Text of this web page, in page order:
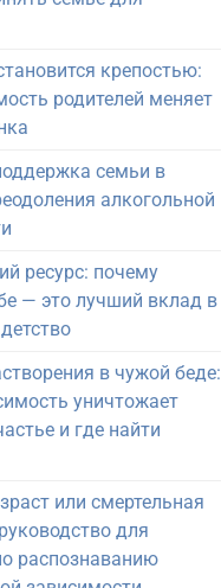
крепостью:
родителей меняет
семьи в
алкогольной
ресурс: почему
— это лучший вклад в
в чужой беде:
уничтожает
и где найти
или смертельная
для
распознаванию